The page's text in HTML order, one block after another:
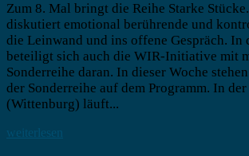
Zum 8. Mal bringt die Reihe Starke
diskutiert emotional berührende und
die Leinwand und ins offene Gespräch. In
beteiligt sich auch die WIR-Initiative mit
Sonderreihe daran. In dieser Woche
der Sonderreihe auf dem Programm. In
(Wittenburg) läuft...
weiterlesen